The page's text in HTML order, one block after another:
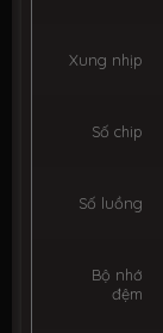
Xung nhịp
Số chip
Số luồng
Bộ nhớ
đệm